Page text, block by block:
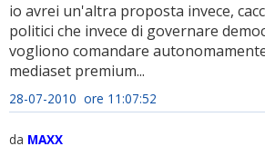
io avrei un'altra proposta invece,
politici che invece di governare
vogliono comandare
mediaset premium...
28-07-2010 ore 11:07:52
da MAXX